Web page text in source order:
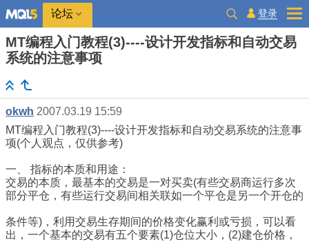
论坛 登录
MT编程入门教程(3)----设计开发指标和自动交易
系统的注意事项
okwh 2007.03.19 15:59
MT编程入门教程(3)----设计开发指标和自动交易系统的注意事
项(个人观点，仅供参考)
一、 指标的本质和用途：
交易的本质，最基本的交易是一对买卖(有些交易商运行多次
部分平仓，有些运行交易间相关联如一个平仓是另一个开仓的
条件等)，利用交易生存期间的价格变化赢利或亏损，可以看
出，一个基本的交易有五个要素(1)仓位大小，(2)建仓价格，